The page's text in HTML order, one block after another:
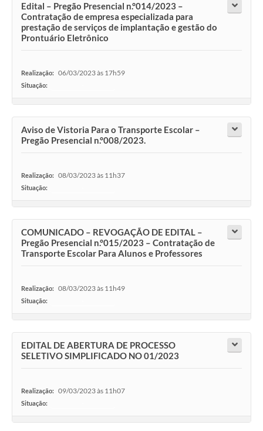
Edital – Pregão Presencial n.°014/2023 –
Contratação de empresa especializada para
prestação de serviços de implantação e gestão do
Prontuário Eletrônico
Realização: 06/03/2023 às 17h59
Situação:
Aviso de Vistoria Para o Transporte Escolar –
Pregão Presencial n.°008/2023.
Realização: 08/03/2023 às 11h37
Situação:
COMUNICADO – REVOGAÇÃO DE EDITAL –
Pregão Presencial n.°015/2023 – Contratação de
Transporte Escolar Para Alunos e Professores
Realização: 08/03/2023 às 11h49
Situação:
EDITAL DE ABERTURA DE PROCESSO
SELETIVO SIMPLIFICADO NO 01/2023
Realização: 09/03/2023 às 11h07
Situação: